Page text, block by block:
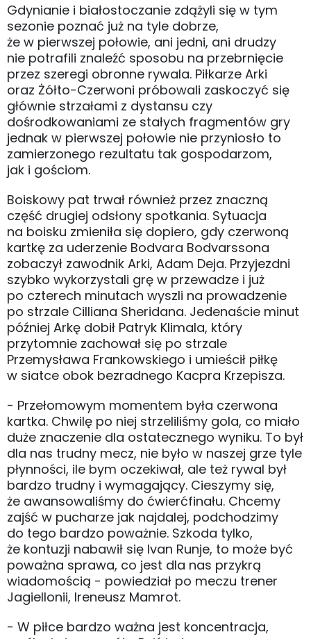
Gdynianie i białostoczanie zdążyli się w tym
sezonie poznać już na tyle dobrze,
że w pierwszej połowie, ani jedni, ani drudzy
nie potrafili znaleźć sposobu na przebrnięcie
przez szeregi obronne rywala. Piłkarze Arki
oraz Żółto-Czerwoni próbowali zaskoczyć się
głównie strzałami z dystansu czy
dośrodkowaniami ze stałych fragmentów gry
jednak w pierwszej połowie nie przyniosło to
zamierzonego rezultatu tak gospodarzom,
jak i gościom.
Boiskowy pat trwał również przez znaczną
część drugiej odsłony spotkania. Sytuacja
na boisku zmieniła się dopiero, gdy czerwoną
kartkę za uderzenie Bodvara Bodvarssona
zobaczył zawodnik Arki, Adam Deja. Przyjezdni
szybko wykorzystali grę w przewadze i już
po czterech minutach wyszli na prowadzenie
po strzale Cilliana Sheridana. Jedenaście minut
później Arkę dobił Patryk Klimala, który
przytomnie zachował się po strzale
Przemysława Frankowskiego i umieścił piłkę
w siatce obok bezradnego Kacpra Krzepisza.
- Przełomowym momentem była czerwona
kartka. Chwilę po niej strzeliliśmy gola, co miało
duże znaczenie dla ostatecznego wyniku. To był
dla nas trudny mecz, nie było w naszej grze tyle
płynności, ile bym oczekiwał, ale też rywal był
bardzo trudny i wymagający. Cieszymy się,
że awansowaliśmy do ćwierćfinału. Chcemy
zajść w pucharze jak najdalej, podchodzimy
do tego bardzo poważnie. Szkoda tylko,
że kontuzji nabawił się Ivan Runje, to może być
poważna sprawa, co jest dla nas przykrą
wiadomością - powiedział po meczu trener
Jagiellonii, Ireneusz Mamrot.
- W piłce bardzo ważna jest koncentracja,